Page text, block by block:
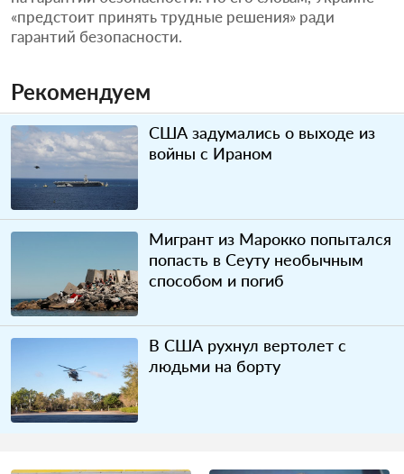
«предстоит принять трудные решения» ради
гарантий безопасности.
Рекомендуем
США задумались о выходе из
войны с Ираном
Мигрант из Марокко попытался
попасть в Сеуту необычным
способом и погиб
В США рухнул вертолет с
людьми на борту